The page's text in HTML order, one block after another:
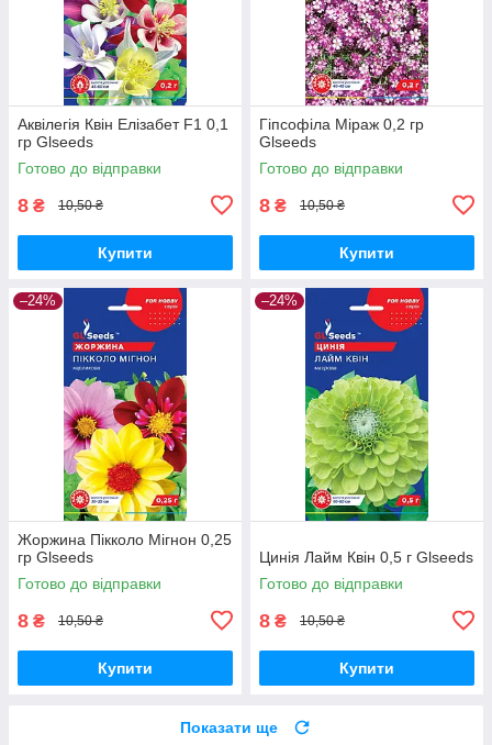
Аквілегія Квін Елізабет F1 0,1
гр Glseeds
Готово до відправки
8 ₴ 10,50 ₴
Купити
Гіпсофіла Міраж 0,2 гр
Glseeds
Готово до відправки
8 ₴ 10,50 ₴
Купити
–24%
Жоржина Пікколо Мігнон 0,25
гр Glseeds
Готово до відправки
8 ₴ 10,50 ₴
Купити
–24%
Цинія Лайм Квін 0,5 г Glseeds
Готово до відправки
8 ₴ 10,50 ₴
Купити
Показати ще